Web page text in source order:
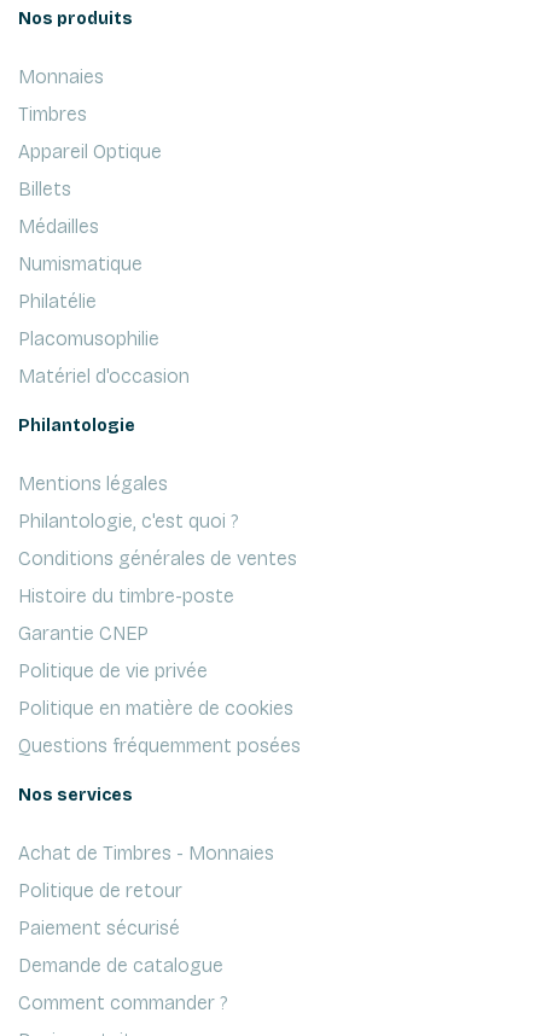
Nos produits
Monnaies
Timbres
Appareil Optique
Billets
Médailles
Numismatique
Philatélie
Placomusophilie
Matériel d'occasion
Philantologie
Mentions légales
Philantologie, c'est quoi ?
Conditions générales de ventes
Histoire du timbre-poste
Garantie CNEP
Politique de vie privée
Politique en matière de cookies
Questions fréquemment posées
Nos services
Achat de Timbres - Monnaies
Politique de retour
Paiement sécurisé
Demande de catalogue
Comment commander ?